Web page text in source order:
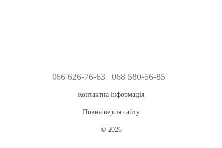
066 626-76-63 068 580-56-85
Контактна інформація
Повна версія сайту
© 2026